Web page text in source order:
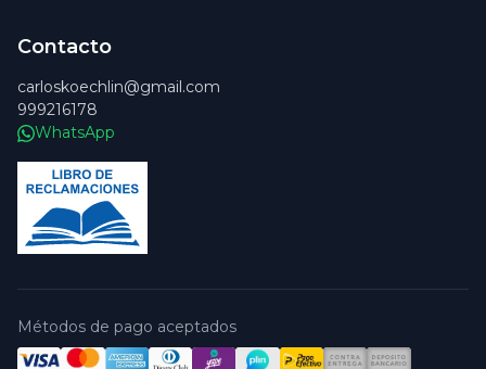
Contacto
carloskoechlin@gmail.com
999216178
WhatsApp
Métodos de pago aceptados